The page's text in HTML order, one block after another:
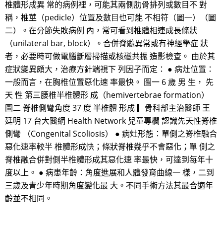
椎體形成異 常的病例裡，可能其兩側肋骨排列或數目不 對
稱，椎莖（pedicle）位置及數目也可能 不相符（圖一）（圖
二）。在分節失敗病例 內，常可看到椎體相連成長條狀
（unilateral bar, block）。合併脊髓異常或有神經學症 狀
者，必要時可做電腦斷層掃描或核磁共振 造影檢查。 由於其
症狀變異頗大，治療方針端視下 列因子而定： ● 病灶位置：
一般而言，在胸椎位置惡化速 率最快。 圖一 6 歲 男 生， 先
天 性 第三腰椎半椎體形 成（hemivertebrae formation）
圖二 脊椎側彎角度 37 度 半椎體 形成 ▎骨科部主治醫師 王
廷明 17 台大醫網 Health Network 兒童專欄 認識先天性脊椎
側彎 （Congenital Scoliosis） ● 病灶形態：單側之脊椎融合
惡化速率較半 椎體形成快；條狀脊椎幾乎不會惡化；單 側之
脊椎融合併對側半椎體形成其惡化速 率最快，可達到每年十
度以上。 ● 病患年齡：角度進展和人體發育曲線一 樣，二到
三歲及青少年時期角度變化最 大。不同手術方法其最合適年
齡並不相同。